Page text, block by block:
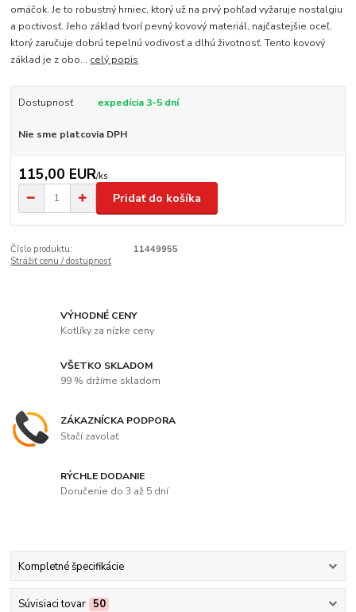
omáčok. Je to robustný hrniec, ktorý už na prvý pohľad vyžaruje nostalgiu
a poctivosť. Jeho základ tvorí pevný kovový materiál, najčastejšie oceľ,
ktorý zaručuje dobrú tepelnú vodivosť a dlhú životnosť. Tento kovový
základ je z obo... celý popis
Dostupnosť expedícia 3-5 dní
Nie sme platcovia DPH
115,00 EUR/ks
Pridať do košíka
Číslo produktu:
11449955
Strážiť cenu / dostupnosť
VÝHODNÉ CENY
Kotlíky za nízke ceny
VŠETKO SKLADOM
99 % držíme skladom
ZÁKAZNÍCKA PODPORA
Stačí zavolať
RÝCHLE DODANIE
Doručenie do 3 až 5 dní
Kompletné špecifikácie
Súvisiaci tovar 50